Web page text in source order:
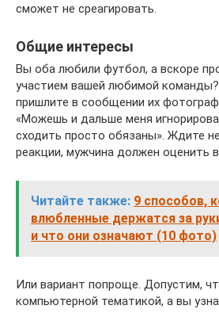
сможет не среагировать.
Общие интересы
Вы оба любили футбол, а вскоре
участием вашей любимой
пришлите в сообщении их
«Можешь и дальше меня
сходить просто обязаны». Ждите
реакции, мужчина должен оценить
Читайте также: 9 способов,
влюбленные держатся за
и что они означают (10 фото)
Или вариант попроще. Допустим,
компьютерной тематикой, а вы